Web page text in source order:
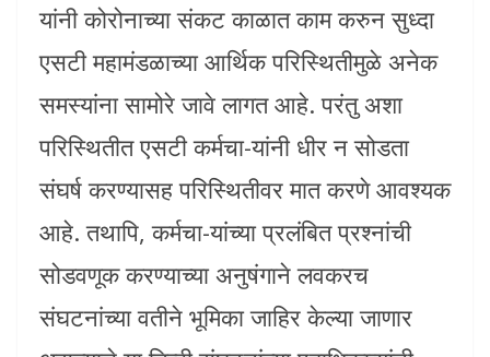
यांनी कोरोनाच्या संकट काळात काम करुन सुध्दा
एसटी महामंडळाच्या आर्थिक परिस्थितीमुळे अनेक
समस्यांना सामोरे जावे लागत आहे. परंतु अशा
परिस्थितीत एसटी कर्मचा-यांनी धीर न सोडता
संघर्ष करण्यासह परिस्थितीवर मात करणे आवश्यक
आहे. तथापि, कर्मचा-यांच्या प्रलंबित प्रश्नांची
सोडवणूक करण्याच्या अनुषंगाने लवकरच
संघटनांच्या वतीने भूमिका जाहिर केल्या जाणार